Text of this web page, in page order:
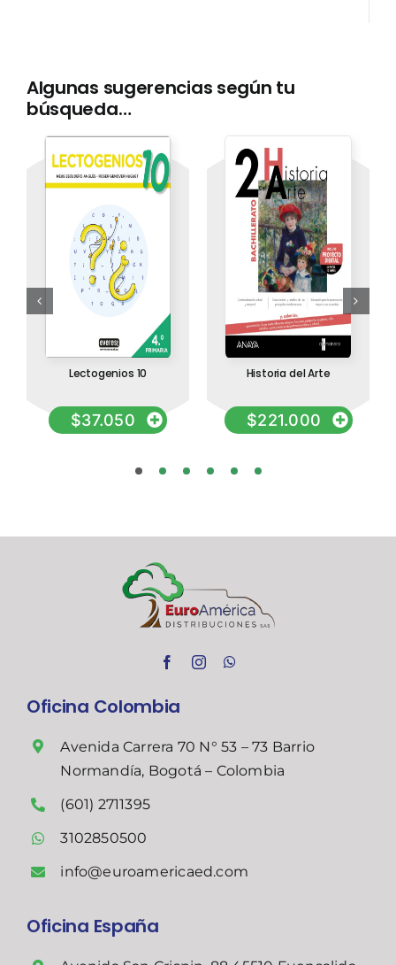
Algunas sugerencias según tu
búsqueda…
Lectogenios 10
$37.050
Historia del Arte
$221.000
Oficina Colombia
Avenida Carrera 70 N° 53 – 73 Barrio
Normandía, Bogotá – Colombia
(601) 2711395
3102850500
info@euroamericaed.com
Oficina España